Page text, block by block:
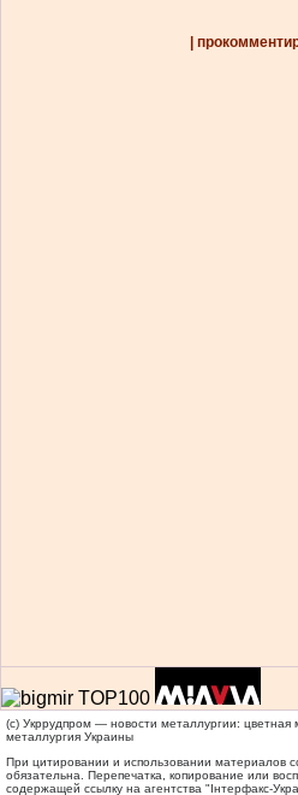
|
(c) Укррудпром — новости металлургии: цветная
металлургия Украины
При цитировании и использовании материалов
обязательна. Перепечатка, копирование или
содержащей ссылку на агентства "Iнтерфакс-